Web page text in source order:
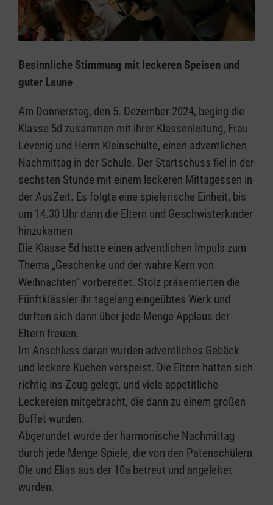
Besinnliche Stimmung mit leckeren Speisen und
guter Laune
Am Donnerstag, den 5. Dezember 2024, beging die
Klasse 5d zusammen mit ihrer Klassenleitung, Frau
Levenig und Herrn Kleinschulte, einen adventlichen
Nachmittag in der Schule. Der Startschuss fiel in der
sechsten Stunde mit einem leckeren Mittagessen in
der AusZeit. Es folgte eine spielerische Einheit, bis
um 14.30 Uhr dann die Eltern und Geschwisterkinder
hinzukamen.
Die Klasse 5d hatte einen adventlichen Impuls zum
Thema „Geschenke und der wahre Kern von
Weihnachten“ vorbereitet. Stolz präsentierten die
Fünftklässler ihr tagelang eingeübtes Werk und
durften sich dann über jede Menge Applaus der
Eltern freuen.
Im Anschluss daran wurden adventliches Gebäck
und leckere Kuchen verspeist. Die Eltern hatten sich
richtig ins Zeug gelegt, und viele appetitliche
Leckereien mitgebracht, die dann zu einem großen
Buffet wurden.
Abgerundet wurde der harmonische Nachmittag
durch jede Menge Spiele, die von den Patenschülern
Ole und Elias aus der 10a betreut und angeleitet
wurden.